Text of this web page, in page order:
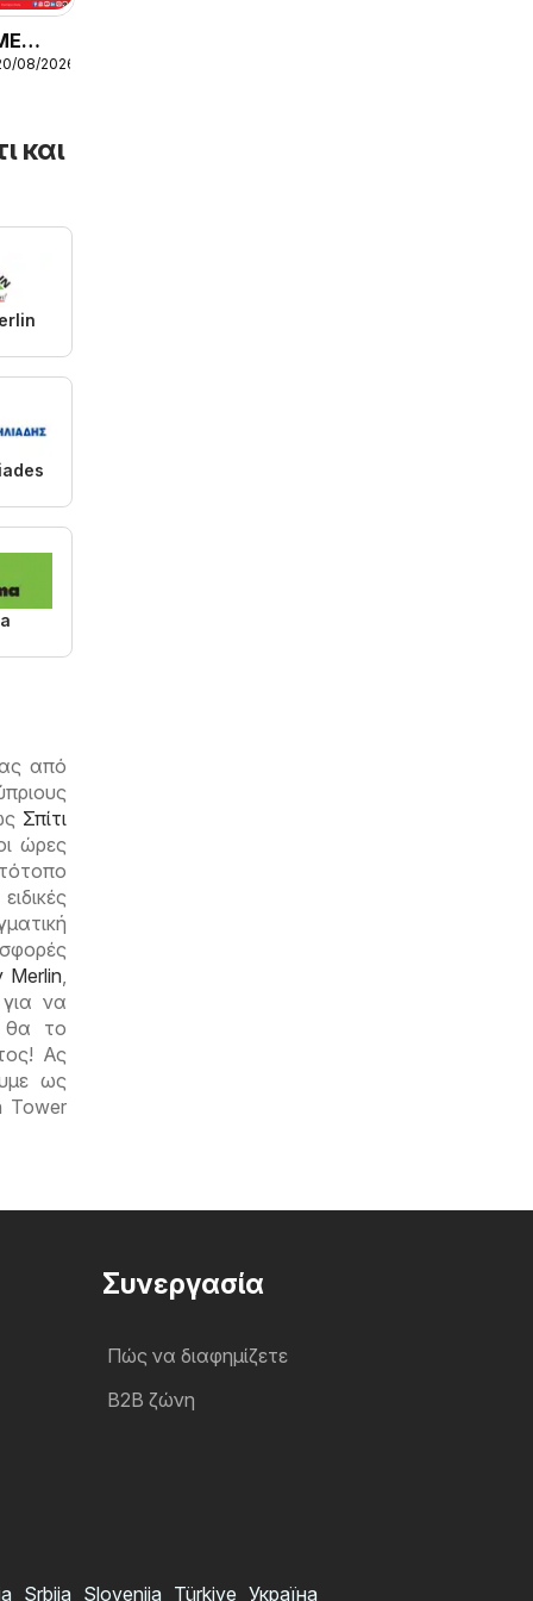
08/2026
και
από
Σπίτι
ώρες
Merlin,
να
θα το
Ας
ως
Tower
Συνεργασία
Πώς να διαφημίζετε
B2B ζώνη
Srbija Slovenija Türkiye Україна